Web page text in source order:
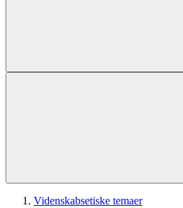
Videnskabsetiske temaer